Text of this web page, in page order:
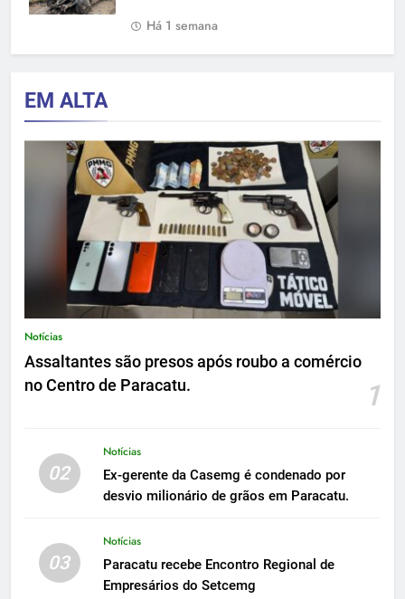
Há 1 semana
EM ALTA
Notícias
Assaltantes são presos após roubo a comércio
no Centro de Paracatu.
1
02
Notícias
Ex-gerente da Casemg é condenado por
desvio milionário de grãos em Paracatu.
03
Notícias
Paracatu recebe Encontro Regional de
Empresários do Setcemg